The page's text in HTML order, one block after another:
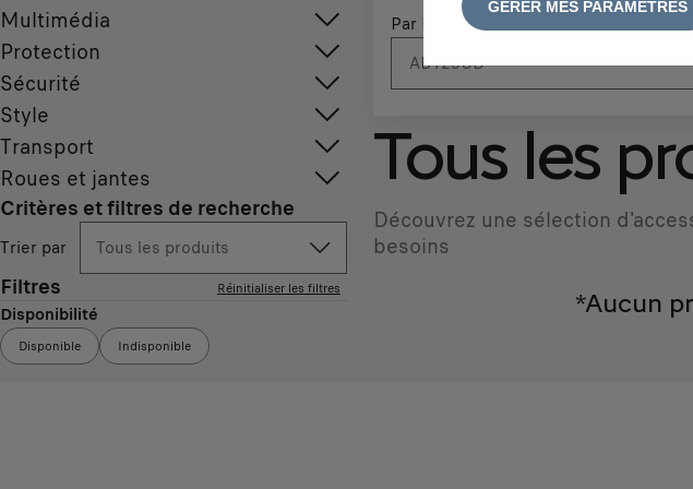
Multimédia
Protection
Sécurité
Style
Transport
Roues et jantes
Critères et filtres de recherche
Trier par Tous les produits
Filtres Réinitialiser les filtres
Disponibilité
Disponible Indisponible
Par N° d'immatriculation
Tous les
Découvrez une sélection
besoins
*Aucun
GÉRER MES PARAMÈTRES